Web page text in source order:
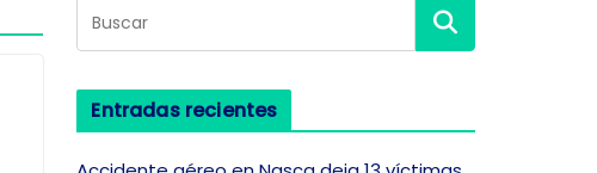
Entradas recientes